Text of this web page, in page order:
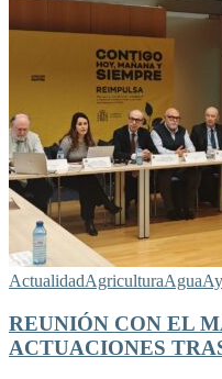
ActualidadAgriculturaAgua
REUNIÓN CON EL
ACTUACIONES